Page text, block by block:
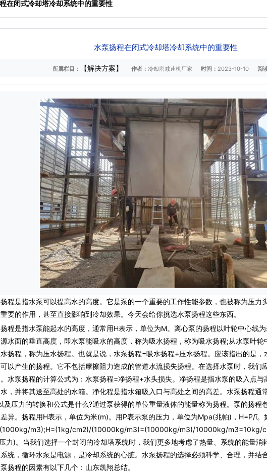
在闭式冷却塔冷却系统中的重要性
水泵扬程在闭式冷却塔冷却系统中的重要性
所属栏目： 【解决方案】 作者： 冷却塔减速机厂家 时间： 2023-10-10 阅
是指水泵可以提高水的高度。它是泵的一个重要的工作性能参数，也被称为压力
要的作用，甚至直接影响到冷却效果。今天会给你挑选水泵扬程这些东西。
是指水泵能起水的高度，通常用H表示，单位为M。离心泵的扬程以叶轮中心线
水面的垂直高度，即水泵能吸水的高度，称为吸水扬程，称为吸水扬程;从水泵叶
扬程，称为压水扬程。也就是说，水泵扬程=吸水扬程+压水扬程。应该指出的是
以产生的扬程。它不包括摩擦阻力造成的管道水流损失扬程。在选择水泵时，我们
水泵扬程的计算公式为：水泵扬程=净扬程+水头损失。净扬程是指水泵的吸入点
，并将其送至高处的水箱。净化程是指水箱吸入口与高处之间的高差。水泵扬程通
及压力的转换和公式是什么?通过泵获得的单位重量液体的能量称为扬程。泵的扬程
异。扬程用H表示，单位为米(m)。用P表示泵的压力，单位为Mpa(兆帕)，H=P/ī
m3);H=(1kg/cm2)/(10000kg/m3)=(10000kg/m3)/10000kg/m3=10kg/
力)。当我们选择一个封闭的冷却塔系统时，我们更多地考虑了热量、系统的能量消
统，循环水泵是电源，是冷却系统的心脏。水泵扬程的选择必须科学、合理，并结
扬程的因素有以下几个：山东凯翔总结。